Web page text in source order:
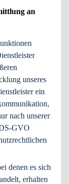
an
unseres
ein
nach unserer
GVO
denen es sich
erhalten